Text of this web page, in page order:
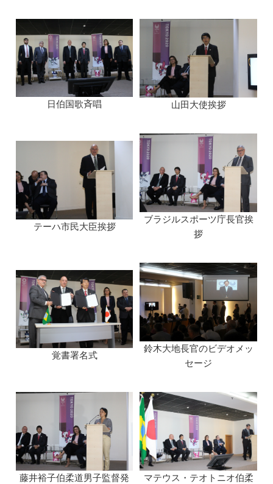
日伯国歌斉唱 山田大使挨拶
テーハ市民大臣挨拶
ブラジルスポーツ庁長官挨
拶
覚書署名式
鈴木大地長官のビデオメッ
セージ
藤井裕子伯柔道男子監督発
マテウス・テオトニオ伯柔